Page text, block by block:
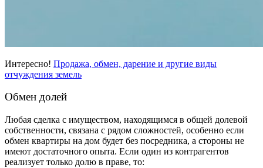
Интересно! Продажа, обмен, дарение и другие виды
отчуждения земель
Обмен долей
Любая сделка с имуществом, находящимся в общей долевой
собственности, связана с рядом сложностей, особенно если
обмен квартиры на дом будет без посредника, а стороны не
имеют достаточного опыта. Если один из контрагентов
реализует только долю в праве, то: